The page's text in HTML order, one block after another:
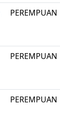
PEREMPUAN
PEREMPUAN
PEREMPUAN